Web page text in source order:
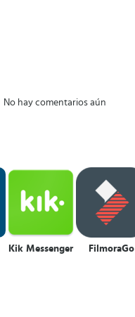
No hay comentarios aún
Kik Messenger FilmoraGo